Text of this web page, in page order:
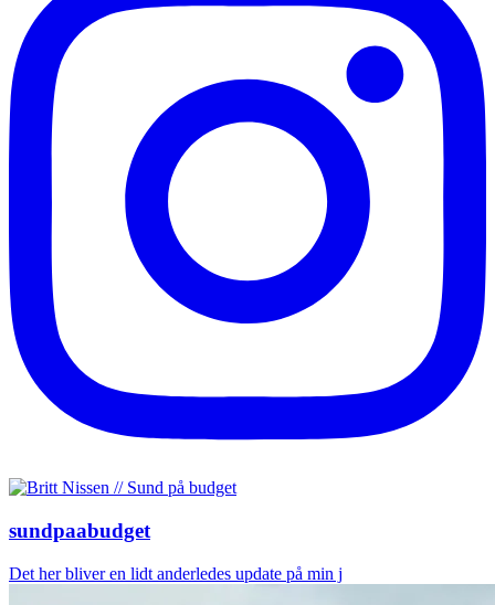
sundpaabudget
Det her bliver en lidt anderledes update på min j